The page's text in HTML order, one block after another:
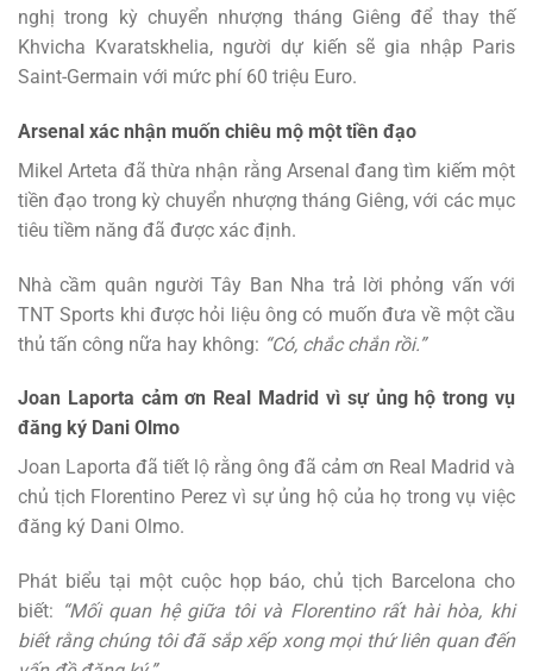
nghị trong kỳ chuyển nhượng tháng Giêng để thay thế
Khvicha Kvaratskhelia, người dự kiến sẽ gia nhập Paris
Saint-Germain với mức phí 60 triệu Euro.
Arsenal xác nhận muốn chiêu mộ một tiền đạo
Mikel Arteta đã thừa nhận rằng Arsenal đang tìm kiếm một
tiền đạo trong kỳ chuyển nhượng tháng Giêng, với các mục
tiêu tiềm năng đã được xác định.
Nhà cầm quân người Tây Ban Nha trả lời phỏng vấn với
TNT Sports khi được hỏi liệu ông có muốn đưa về một cầu
thủ tấn công nữa hay không: “Có, chắc chắn rồi.”
Joan Laporta cảm ơn Real Madrid vì sự ủng hộ trong vụ
đăng ký Dani Olmo
Joan Laporta đã tiết lộ rằng ông đã cảm ơn Real Madrid và
chủ tịch Florentino Perez vì sự ủng hộ của họ trong vụ việc
đăng ký Dani Olmo.
Phát biểu tại một cuộc họp báo, chủ tịch Barcelona cho
biết: “Mối quan hệ giữa tôi và Florentino rất hài hòa, khi
biết rằng chúng tôi đã sắp xếp xong mọi thứ liên quan đến